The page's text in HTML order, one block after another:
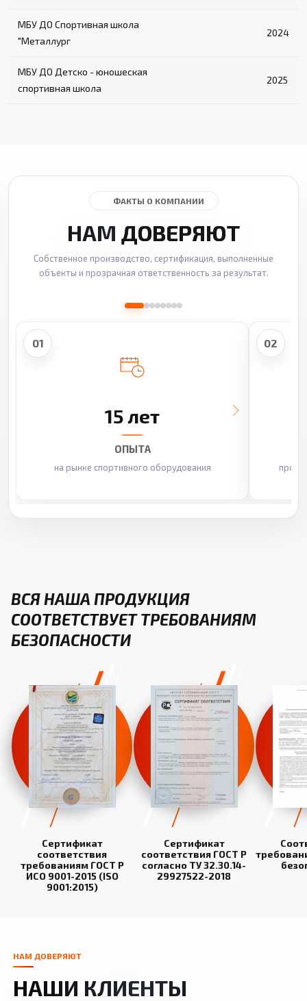
МБУ ДО Спортивная школа
"Металлург
2024
МБУ ДО Детско - юношеская
спортивная школа
2025
ФАКТЫ О КОМПАНИИ
НАМ ДОВЕРЯЮТ
Собственное производство, сертификация, выполненные
объекты и прозрачная ответственность за результат.
01
15 лет
ОПЫТА
на рынке спортивного оборудования
02
ВСЯ НАША ПРОДУКЦИЯ
СООТВЕТСТВУЕТ ТРЕБОВАНИЯМ
БЕЗОПАСНОСТИ
Сертификат
соответствия
требованиям ГОСТ Р
ИСО 9001-2015 (ISO
9001:2015)
Сертификат
соответствия ГОСТ Р
согласно ТУ 32.30.14-
29927522-2018
НАМ ДОВЕРЯЮТ
НАШИ КЛИЕНТЫ